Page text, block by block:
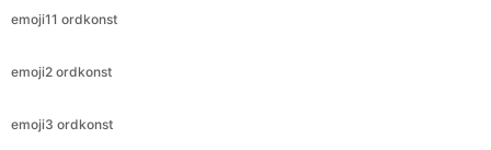
emoji11 ordkonst
emoji2 ordkonst
emoji3 ordkonst